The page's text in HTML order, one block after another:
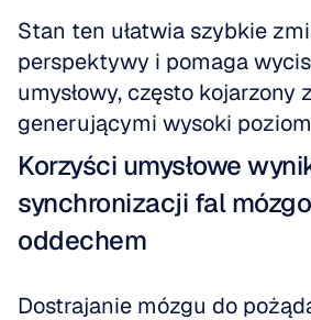
Stan ten ułatwia szybkie
perspektywy i pomaga
umysłowy, często kojarzony
generującymi wysoki
Korzyści umysłowe
synchronizacji fal
oddechem
Dostrajanie mózgu do